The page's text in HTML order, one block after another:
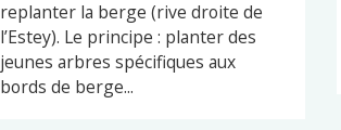
replanter la berge (rive droite de
l’Estey). Le principe : planter des
jeunes arbres spécifiques aux
bords de berge...